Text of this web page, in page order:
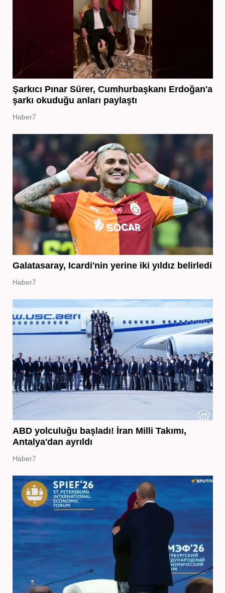
Şarkıcı Pınar Sürer, Cumhurbaşkanı Erdoğan'a
şarkı okuduğu anları paylaştı
Haber7
Galatasaray, Icardi'nin yerine iki yıldız belirledi
Haber7
ABD yolculuğu başladı! İran Milli Takımı,
Antalya'dan ayrıldı
Haber7